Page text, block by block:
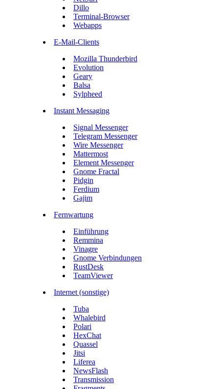
Dillo
Terminal-Browser
Webapps
E-Mail-Clients
Mozilla Thunderbird
Evolution
Geary
Balsa
Sylpheed
Instant Messaging
Signal Messenger
Telegram Messenger
Wire Messenger
Mattermost
Element Messenger
Gnome Fractal
Pidgin
Ferdium
Gajim
Fernwartung
Einführung
Remmina
Vinagre
Gnome Verbindungen
RustDesk
TeamViewer
Internet (sonstige)
Tuba
Whalebird
Polari
HexChat
Quassel
Jitsi
Liferea
NewsFlash
Transmission